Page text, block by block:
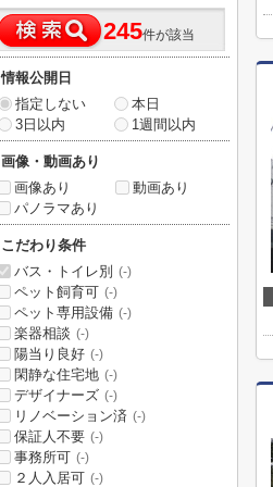
245件が該当
情報公開日
指定しない
本日
3日以内
1週間以内
画像・動画あり
画像あり
動画あり
パノラマあり
こだわり条件
バス・トイレ別
(-)
ペット飼育可 (-)
ペット専用設備 (-)
楽器相談 (-)
陽当り良好 (-)
閑静な住宅地 (-)
デザイナーズ (-)
リノベーション済 (-)
保証人不要 (-)
事務所可 (-)
２人入居可 (-)